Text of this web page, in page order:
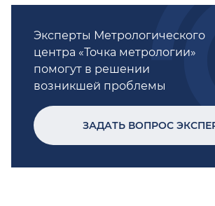
Эксперты Метрологического
центра «Точка метрологии»
помогут в решении
возникшей проблемы
ЗАДАТЬ ВОПРОС